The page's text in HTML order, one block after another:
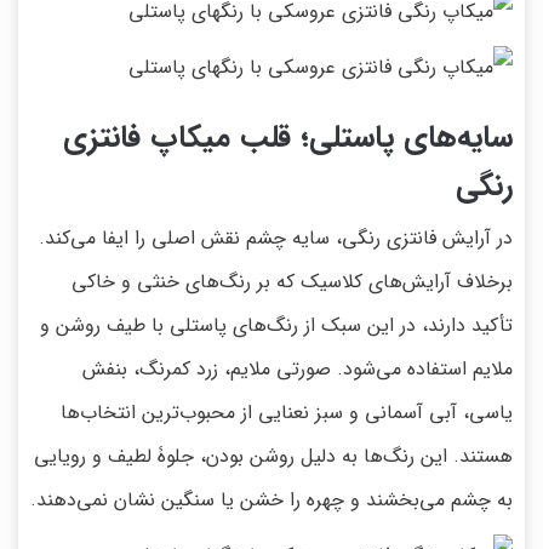
سایه‌های پاستلی؛ قلب میکاپ فانتزی
رنگی
در آرایش فانتزی رنگی، سایه چشم نقش اصلی را ایفا می‌کند.
برخلاف آرایش‌های کلاسیک که بر رنگ‌های خنثی و خاکی
تأکید دارند، در این سبک از رنگ‌های پاستلی با طیف روشن و
ملایم استفاده می‌شود. صورتی ملایم، زرد کمرنگ، بنفش
یاسی، آبی آسمانی و سبز نعنایی از محبوب‌ترین انتخاب‌ها
هستند. این رنگ‌ها به دلیل روشن بودن، جلوۀ لطیف و رویایی
به چشم می‌بخشند و چهره را خشن یا سنگین نشان نمی‌دهند.